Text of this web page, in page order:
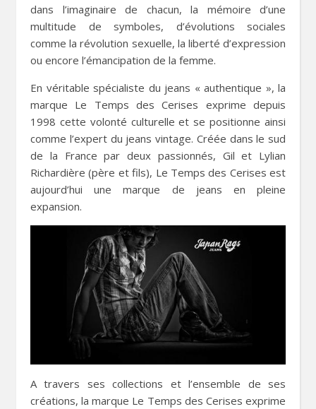
dans l’imaginaire de chacun, la mémoire d’une
multitude de symboles, d’évolutions sociales
comme la révolution sexuelle, la liberté d’expression
ou encore l’émancipation de la femme.
En véritable spécialiste du jeans « authentique », la
marque Le Temps des Cerises exprime depuis
1998 cette volonté culturelle et se positionne ainsi
comme l’expert du jeans vintage. Créée dans le sud
de la France par deux passionnés, Gil et Lylian
Richardière (père et fils), Le Temps des Cerises est
aujourd’hui une marque de jeans en pleine
expansion.
A travers ses collections et l’ensemble de ses
créations, la marque Le Temps des Cerises exprime